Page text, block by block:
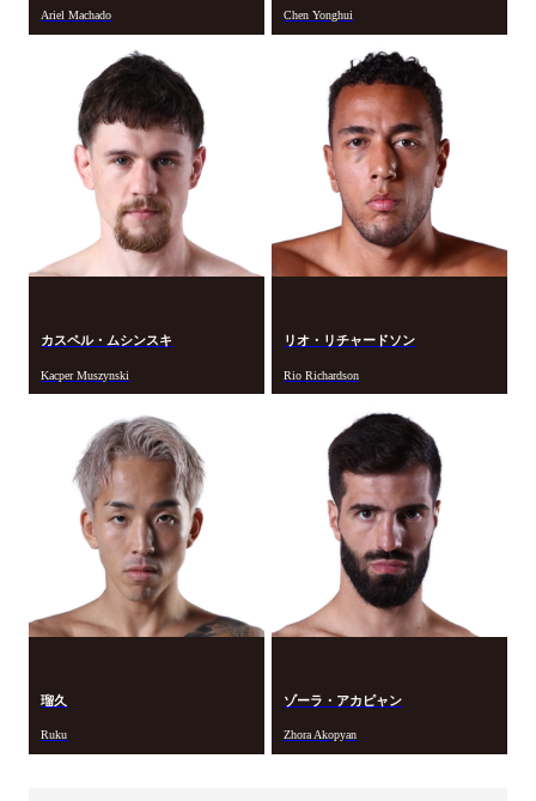
Ariel Machado Chen Yonghui
カスペル・ムシンスキ
Kacper Muszynski
リオ・リチャードソン
Rio Richardson
瑠久
Ruku
ゾーラ・アカピャン
Zhora Akopyan